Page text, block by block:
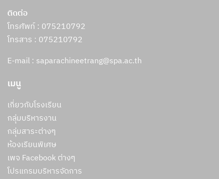
ติดต่อ
โทรศัพท์ : 075210792
โทรสาร : 075210792
E-mail : saparachineetrang@spa.ac.th
เมนู
เกี่ยวกับโรงเรียน
กลุ่มบริหารงาน
กลุ่มสาระต่างๆ
ห้องเรียนพิเศษ
เพจ Facebook ต่างๆ
โปรแกรมบริหารจัดการ